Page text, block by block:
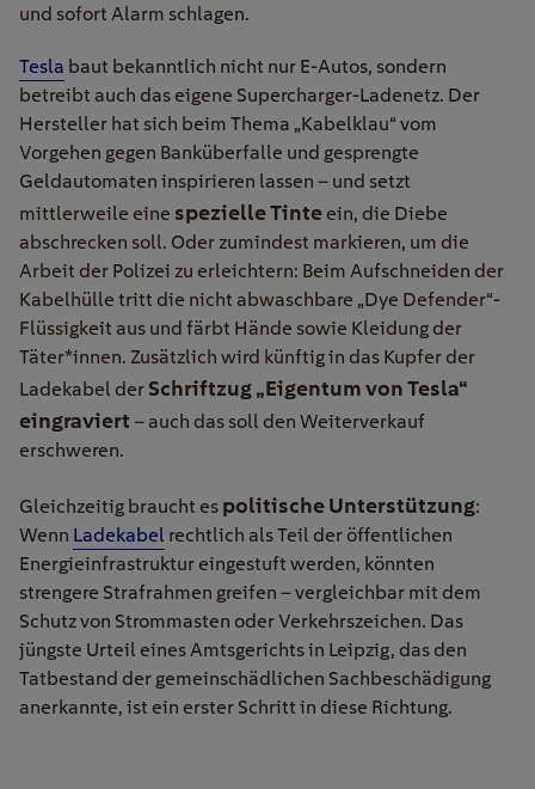
und sofort Alarm schlagen.
Tesla baut bekanntlich nicht nur E-Autos, sondern
betreibt auch das eigene Supercharger-Ladenetz. Der
Hersteller hat sich beim Thema „Kabelklau“ vom
Vorgehen gegen Banküberfalle und gesprengte
Geldautomaten inspirieren lassen – und setzt
mittlerweile eine spezielle Tinte ein, die Diebe
abschrecken soll. Oder zumindest markieren, um die
Arbeit der Polizei zu erleichtern: Beim Aufschneiden der
Kabelhülle tritt die nicht abwaschbare „Dye Defender“-
Flüssigkeit aus und färbt Hände sowie Kleidung der
Täter*innen. Zusätzlich wird künftig in das Kupfer der
Ladekabel der Schriftzug „Eigentum von Tesla“
eingraviert – auch das soll den Weiterverkauf
erschweren.
Gleichzeitig braucht es politische Unterstützung:
Wenn Ladekabel rechtlich als Teil der öffentlichen
Energieinfrastruktur eingestuft werden, könnten
strengere Strafrahmen greifen – vergleichbar mit dem
Schutz von Strommasten oder Verkehrszeichen. Das
jüngste Urteil eines Amtsgerichts in Leipzig, das den
Tatbestand der gemeinschädlichen Sachbeschädigung
anerkannte, ist ein erster Schritt in diese Richtung.